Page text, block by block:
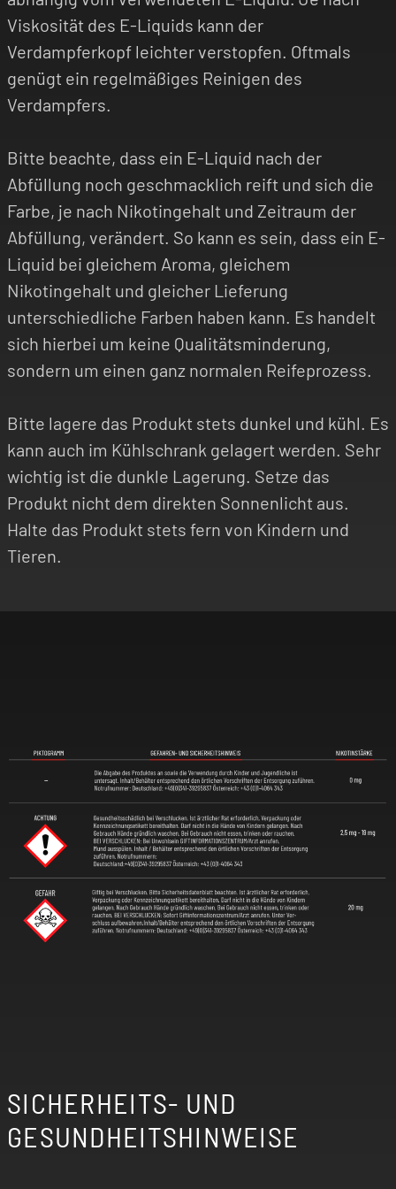
Viskosität des E-Liquids kann der
Verdampferkopf leichter verstopfen. Oftmals
genügt ein regelmäßiges Reinigen des
Verdampfers.
Bitte beachte, dass ein E-Liquid nach der
Abfüllung noch geschmacklich reift und sich die
Farbe, je nach Nikotingehalt und Zeitraum der
Abfüllung, verändert. So kann es sein, dass ein E-
Liquid bei gleichem Aroma, gleichem
Nikotingehalt und gleicher Lieferung
unterschiedliche Farben haben kann. Es handelt
sich hierbei um keine Qualitätsminderung,
sondern um einen ganz normalen Reifeprozess.
Bitte lagere das Produkt stets dunkel und kühl. Es
kann auch im Kühlschrank gelagert werden. Sehr
wichtig ist die dunkle Lagerung. Setze das
Produkt nicht dem direkten Sonnenlicht aus.
Halte das Produkt stets fern von Kindern und
Tieren.
SICHERHEITS- UND
GESUNDHEITSHINWEISE